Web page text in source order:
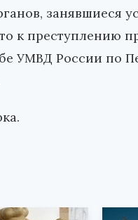
занявшиеся
к преступлению
УМВД России по